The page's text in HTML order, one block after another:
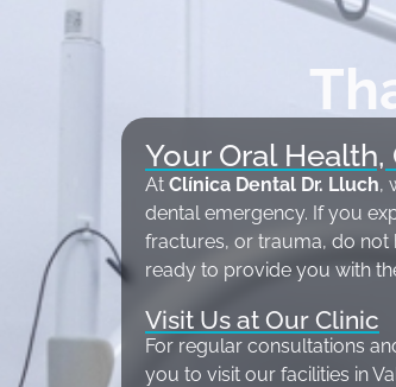
Your Oral
At Clínica Dental Dr. Lluch,
dental emergency. If you
fractures, or trauma, do not
ready to provide you with
Visit Us at Our Clinic
For regular consultations
you to visit our facilities in